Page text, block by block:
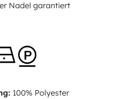
Nadel garantiert
100% Polyester